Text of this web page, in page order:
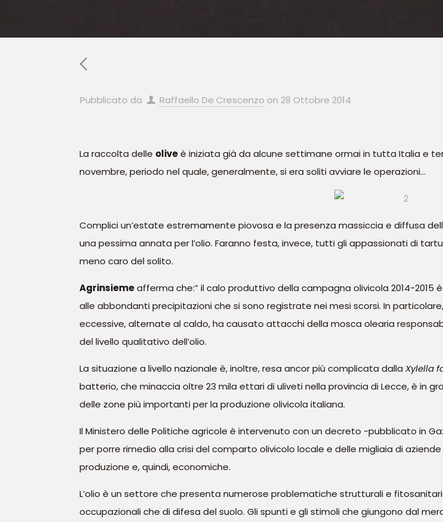
Pubblicato da Raffaello De Crescenzo on 28 Ottobre 2014
La raccolta delle oliveè iniziata già da alcune settimane ormai in tutta Italia e
novembre, periodo nel quale, generalmente, si era soliti avviare le operazioni…
Complici un’estate estremamente piovosa e la presenza massiccia e diffusa
una pessima annata per l’olio. Faranno festa, invece, tutti gli appassionati di
meno caro del solito.
Agrinsiemeafferma che:” il calo produttivo della campagna olivicola 2014-
alle abbondanti precipitazioni che si sono registrate nei mesi scorsi. In
eccessive, alternate al caldo, ha causato attacchi della mosca olearia
del livello qualitativo dell’olio.
La situazione a livello nazionale è, inoltre, resa ancor più complicata dalla Xylella
batterio, che minaccia oltre 23 mila ettari di uliveti nella provincia di Lecce, è in
delle zone più importanti per la produzione olivicola italiana.
Il Ministero delle Politiche agricole è intervenuto con un decreto -pubblicato in
per porre rimedio alla crisi del comparto olivicolo locale e delle migliaia di
produzione e, quindi, economiche.
L’olio è un settore che presenta numerose problematiche strutturali e
occupazionali che di difesa del suolo. Gli spunti e gli stimoli che giungono dal